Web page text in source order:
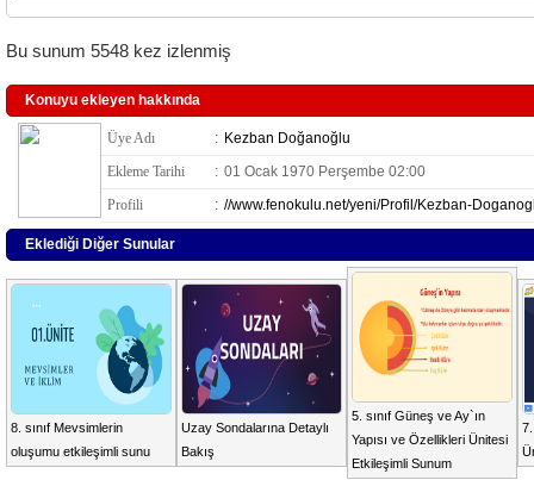
Bu sunum 5548 kez izlenmiş
Konuyu ekleyen hakkında
Üye Adı : Kezban Doğanoğlu
Ekleme Tarihi
: 01 Ocak 1970 Perşembe 02:00
Profili
: //www.fenokulu.net/yeni/Profil/Kezban-
Eklediği Diğer Sunular
8. sınıf Mevsimlerin
oluşumu etkileşimli sunu
Uzay Sondalarına Detaylı
Bakış
5. sınıf Güneş ve Ay`ın
Yapısı ve Özellikleri Ünitesi
Etkileşimli Sunum
7.